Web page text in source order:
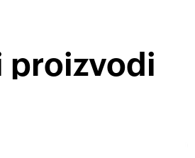
proizvodi